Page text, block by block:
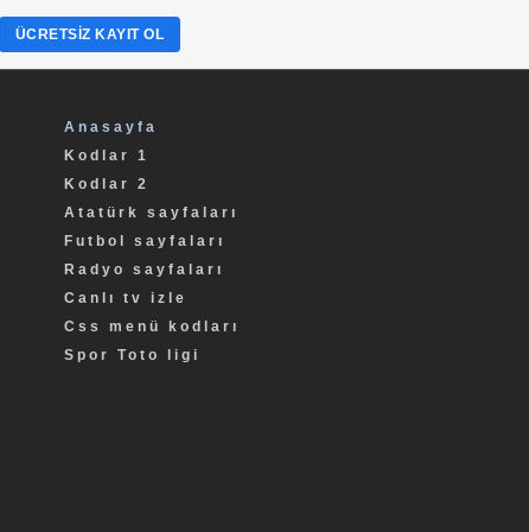
Anasayfa
Kodlar 1
Kodlar 2
Atatürk sayfaları
Futbol sayfaları
Radyo sayfaları
Canlı tv izle
Css menü kodları
Spor Toto ligi
ÜCRETSIZ KAYIT OL